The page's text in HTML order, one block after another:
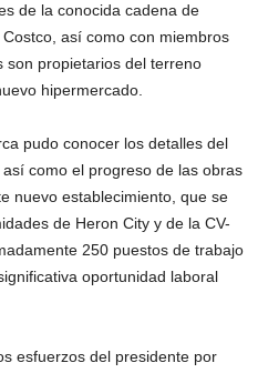
de la conocida cadena de
así como con miembros
son propietarios del terreno
hipermercado.
pudo conocer los detalles del
como el progreso de las obras
nuevo establecimiento, que se
de Heron City y de la CV-
250 puestos de trabajo
oportunidad laboral
esfuerzos del presidente por